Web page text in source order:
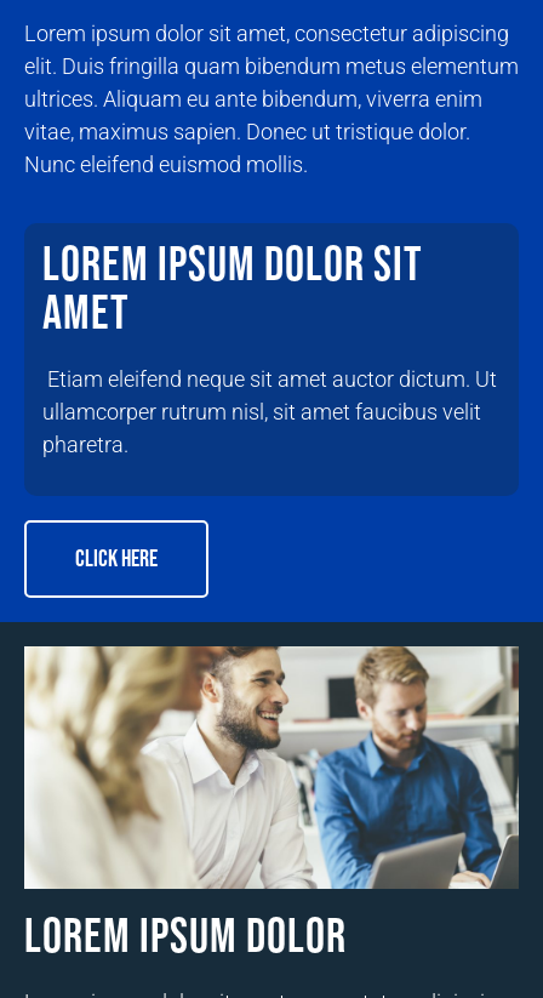
Lorem ipsum dolor sit amet, consectetur adipiscing
elit. Duis fringilla quam bibendum metus elementum
ultrices. Aliquam eu ante bibendum, viverra enim
vitae, maximus sapien. Donec ut tristique dolor.
Nunc eleifend euismod mollis.
Lorem ipsum dolor sit
amet
Etiam eleifend neque sit amet auctor dictum. Ut
ullamcorper rutrum nisl, sit amet faucibus velit
pharetra.
CLICK HERE
Lorem ipsum dolor